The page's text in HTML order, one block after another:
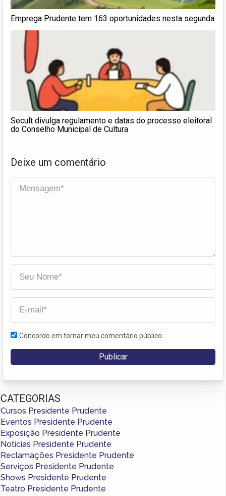
Emprega Prudente tem 163 oportunidades nesta segunda
Secult divulga regulamento e datas do processo eleitoral
do Conselho Municipal de Cultura
Deixe um comentário
Concordo em tornar meu comentário público
CATEGORIAS
Cursos Presidente Prudente
Eventos Presidente Prudente
Exposição Presidente Prudente
Notícias Presidente Prudente
Reclamações Presidente Prudente
Serviços Presidente Prudente
Shows Presidente Prudente
Teatro Presidente Prudente